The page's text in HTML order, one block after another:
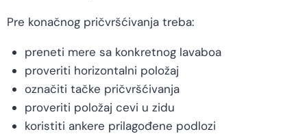
Pre konačnog pričvršćivanja treba:
preneti mere sa konkretnog lavaboa
proveriti horizontalni položaj
označiti tačke pričvršćivanja
proveriti položaj cevi u zidu
koristiti ankere prilagođene podlozi